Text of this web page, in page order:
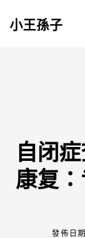
小王孫子
自闭
康复
發佈日